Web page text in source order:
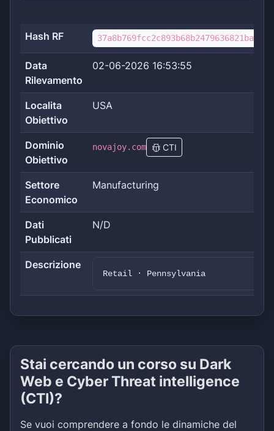
Hash RF
Data
Rilevamento
02-06-2026 16:53:55
Localita
Obiettivo
USA
Dominio
Obiettivo
novajoy.com CTI
Settore
Economico
Manufacturing
Dati
Pubblicati
N/D
Descrizione
Retail · Pennsylvania
Stai cercando un corso su Dark
Web e Cyber Threat intelligence
(CTI)?
Se vuoi comprendere a fondo le dinamiche del